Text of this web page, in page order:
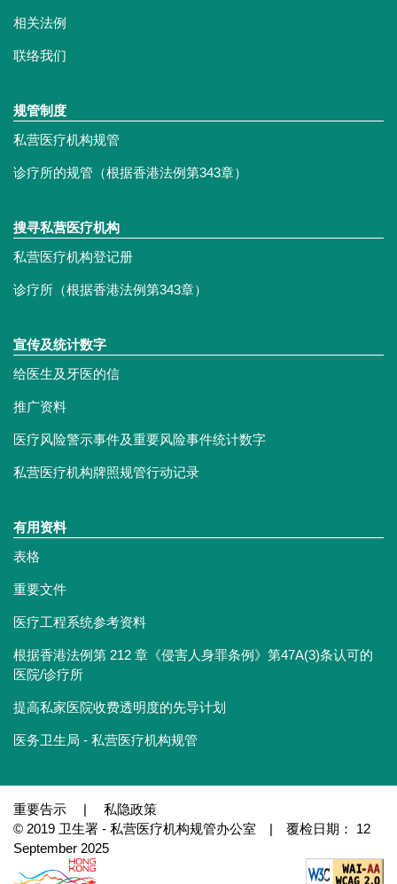
相关法例
联络我们
规管制度
私营医疗机构规管
诊疗所的规管（根据香港法例第343章）
搜寻私营医疗机构
私营医疗机构登记册
诊疗所（根据香港法例第343章）
宣传及统计数字
给医生及牙医的信
推广资料
医疗风险警示事件及重要风险事件统计数字
私营医疗机构牌照规管行动记录
有用资料
表格
重要文件
医疗工程系统参考资料
根据香港法例第 212 章《侵害人身罪条例》第47A(3)条认可的
医院/诊疗所
提高私家医院收费透明度的先导计划
医务卫生局 - 私营医疗机构规管
重要告示 | 私隐政策
© 2019 卫生署 - 私营医疗机构规管办公室 | 覆检日期： 12
September 2025